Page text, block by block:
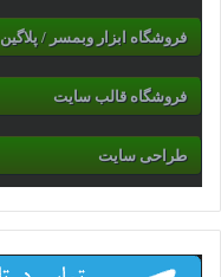
فروشگاه ابزار وبمسر / پلاگین
فروشگاه قالب سایت
طراحی سایت